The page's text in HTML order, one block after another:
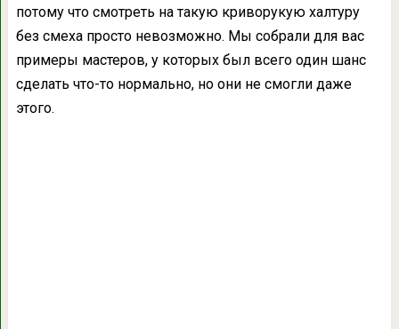
потому что смотреть на такую криворукую халтуру
без смеха просто невозможно. Мы собрали для вас
примеры мастеров, у которых был всего один шанс
сделать что-то нормально, но они не смогли даже
этого.